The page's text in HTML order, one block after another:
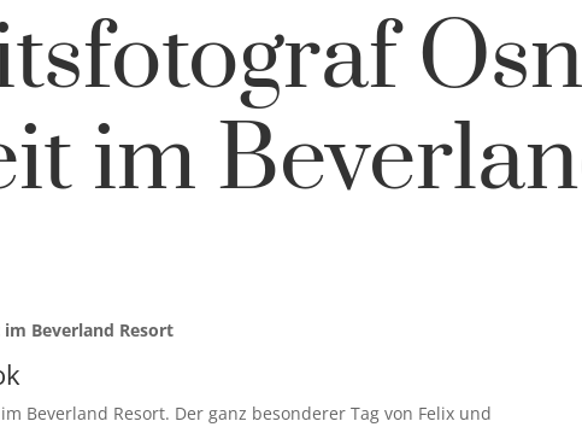
im
Beverland Resort
Beverland Resort. Der ganz besonderer Tag von Felix und